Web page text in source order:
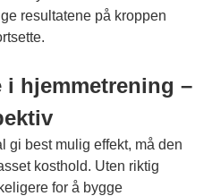
resultatene på kroppen
hjemmetrening –
gi best mulig effekt, må den
kosthold. Uten riktig
for å bygge